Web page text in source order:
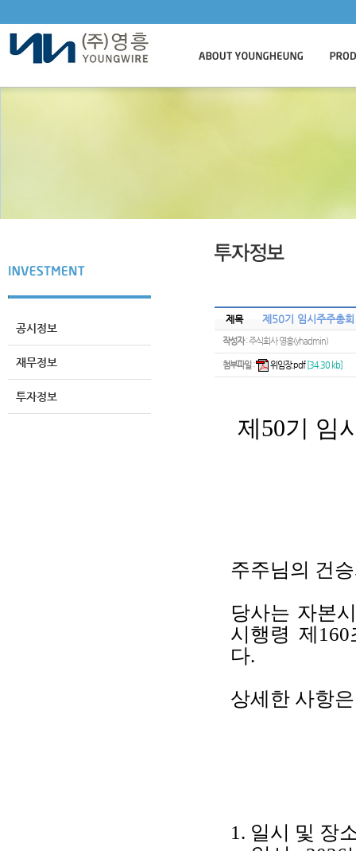
공시정보
재무정보
투자정보
제목 제50기 임시주주총
작성자: 주식회사 영흥(yhadmin)
첨부파일: 위임장.pdf [34.30 kb]
제50기 임
주주님의 건
당사는 자본
시행령 제
다.
상세한 사항
1. 일시 및 장